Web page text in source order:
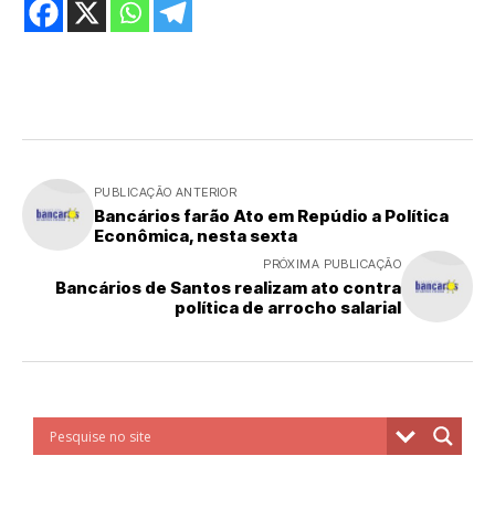
PUBLICAÇÃO ANTERIOR
Bancários farão Ato em Repúdio a Política
Econômica, nesta sexta
PRÓXIMA PUBLICAÇÃO
Bancários de Santos realizam ato contra
política de arrocho salarial